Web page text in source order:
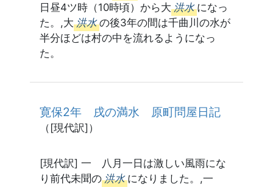
日昼4ツ時（10時頃）から大 洪水 になっ
た。,大 洪水 の後3年の間は千曲川の水が
半分ほどは村の中を流れるようになっ
た。
寛保2年 戌の満水 原町問屋日記
（[現代訳]）
[現代訳] 一 八月一日は激しい風雨にな
り前代未聞の 洪水 になりました。,一